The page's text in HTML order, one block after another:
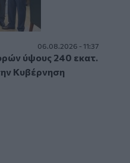
06.08.2026 - 11:37
ύψους 240 εκατ.
Κυβέρνηση